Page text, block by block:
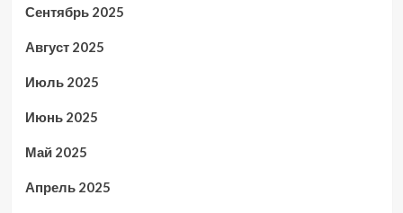
Сентябрь 2025
Август 2025
Июль 2025
Июнь 2025
Май 2025
Апрель 2025